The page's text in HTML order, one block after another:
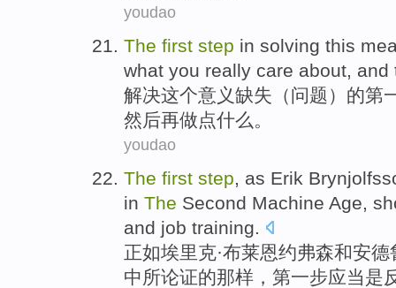
youdao
The first step in solving this
what you really care about, and
解决这个意义缺失（问题）的第
然后再做点什么。
youdao
The first step, as Erik
in The Second Machine Age,
and job training.
正如埃里克·布莱恩约弗森和安德
中所论证的那样， 第一步应当是